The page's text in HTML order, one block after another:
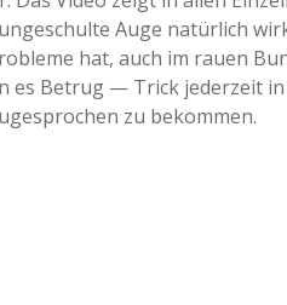
a
a
Auge natürlich
hat, auch im rauen
es Betrug — Trick jederzeit
zu bekommen.